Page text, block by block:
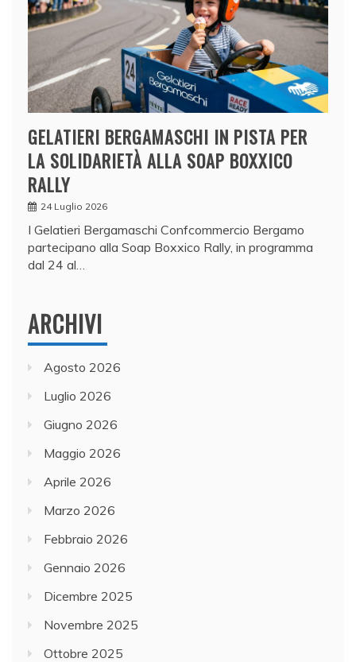
GELATIERI BERGAMASCHI IN PISTA PER
LA SOLIDARIETÀ ALLA SOAP BOXXICO
RALLY
24 Luglio 2026
I Gelatieri Bergamaschi Confcommercio Bergamo
partecipano alla Soap Boxxico Rally, in programma
dal 24 al…
ARCHIVI
Agosto 2026
Luglio 2026
Giugno 2026
Maggio 2026
Aprile 2026
Marzo 2026
Febbraio 2026
Gennaio 2026
Dicembre 2025
Novembre 2025
Ottobre 2025